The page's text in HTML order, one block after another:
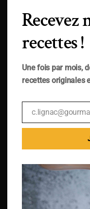
Recevez
recettes !
Une fois par mois,
recettes originales
Email